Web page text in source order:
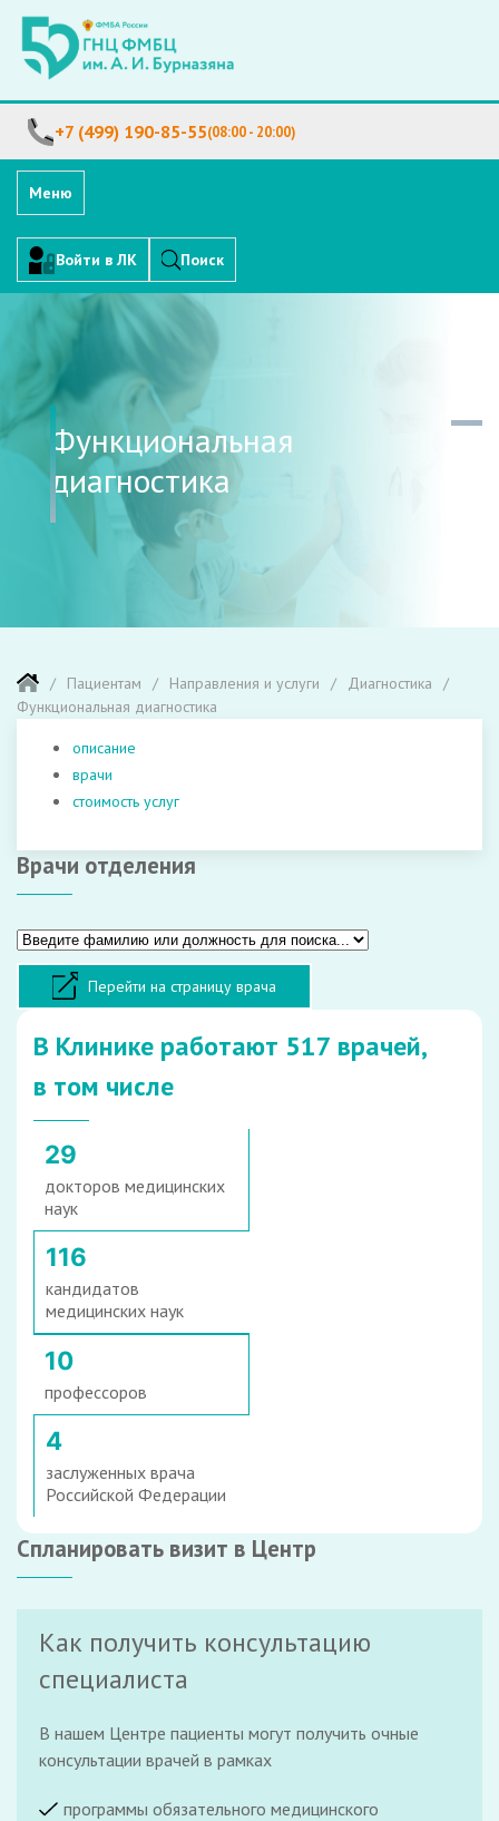
+7 (499) 190-85-55(08:00 - 20:00)
Меню
Войти в ЛК Поиск
Функциональная
диагностика
Пациентам Направления и услуги
Диагностика
Функциональная диагностика
описание
врачи
стоимость услуг
Врачи отделения
Перейти на страницу врача
В Клинике работают 517 врачей,
в том числе
29
докторов медицинских
наук
116
кандидатов
медицинских наук
10
профессоров
4
заслуженных врача
Российской Федерации
Спланировать визит в Центр
Как получить консультацию
специалиста
В нашем Центре пациенты могут получить очные
консультации врачей в рамках
программы обязательного медицинского